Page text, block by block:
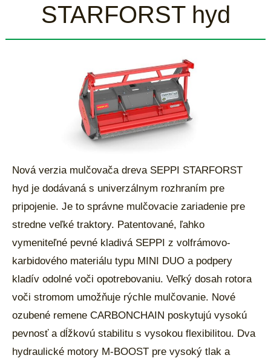
STARFORST hyd
Nová verzia mulčovača dreva SEPPI STARFORST
hyd je dodávaná s univerzálnym rozhraním pre
pripojenie. Je to správne mulčovacie zariadenie pre
stredne veľké traktory. Patentované, ľahko
vymeniteľné pevné kladivá SEPPI z volfrámovo-
karbidového materiálu typu MINI DUO a podpery
kladív odolné voči opotrebovaniu. Veľký dosah rotora
voči stromom umožňuje rýchle mulčovanie. Nové
ozubené remene CARBONCHAIN ​​poskytujú vysokú
pevnosť a dĺžkovú stabilitu s vysokou flexibilitou. Dva
hydraulické motory M-BOOST pre vysoký tlak a